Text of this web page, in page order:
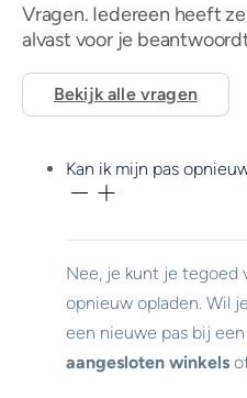
Vragen. Iedereen heeft
alvast voor je
Bekijk alle vragen
Kan ik mijn pas
Nee, je kunt je tegoed
opnieuw opladen. Wil
een nieuwe pas bij
aangesloten winkels